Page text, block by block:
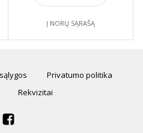
Į NORŲ SĄRAŠĄ
Privatumo politika
Rekvizitai